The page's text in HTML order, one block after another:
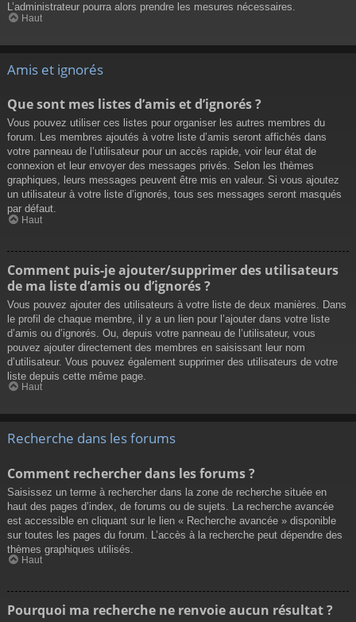
L’administrateur pourra alors prendre les mesures nécessaires.
Haut
Amis et ignorés
Que sont mes listes d’amis et d’ignorés ?
Vous pouvez utiliser ces listes pour organiser les autres membres du
forum. Les membres ajoutés à votre liste d’amis seront affichés dans
votre panneau de l’utilisateur pour un accès rapide, voir leur état de
connexion et leur envoyer des messages privés. Selon les thèmes
graphiques, leurs messages peuvent être mis en valeur. Si vous ajoutez
un utilisateur à votre liste d’ignorés, tous ses messages seront masqués
par défaut.
Haut
Comment puis-je ajouter/supprimer des utilisateurs
de ma liste d’amis ou d’ignorés ?
Vous pouvez ajouter des utilisateurs à votre liste de deux manières. Dans
le profil de chaque membre, il y a un lien pour l’ajouter dans votre liste
d’amis ou d’ignorés. Ou, depuis votre panneau de l’utilisateur, vous
pouvez ajouter directement des membres en saisissant leur nom
d’utilisateur. Vous pouvez également supprimer des utilisateurs de votre
liste depuis cette même page.
Haut
Recherche dans les forums
Comment rechercher dans les forums ?
Saisissez un terme à rechercher dans la zone de recherche située en
haut des pages d’index, de forums ou de sujets. La recherche avancée
est accessible en cliquant sur le lien « Recherche avancée » disponible
sur toutes les pages du forum. L’accès à la recherche peut dépendre des
thèmes graphiques utilisés.
Haut
Pourquoi ma recherche ne renvoie aucun résultat ?